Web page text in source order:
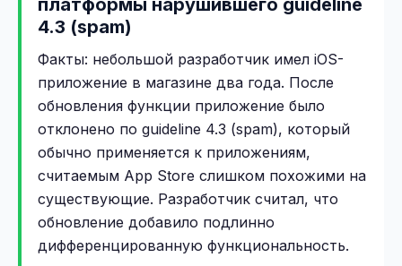
платформы нарушившего guideline
4.3 (spam)
Факты: небольшой разработчик имел iOS-
приложение в магазине два года. После
обновления функции приложение было
отклонено по guideline 4.3 (spam), который
обычно применяется к приложениям,
считаемым App Store слишком похожими на
существующие. Разработчик считал, что
обновление добавило подлинно
дифференцированную функциональность.